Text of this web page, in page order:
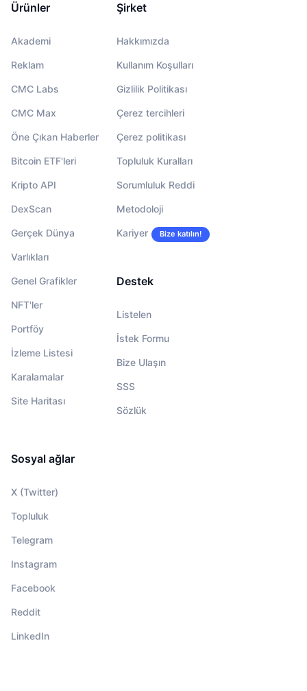
Ürünler
Akademi
Reklam
CMC Labs
CMC Max
Öne Çıkan Haberler
Bitcoin ETF'leri
Kripto API
DexScan
Gerçek Dünya
Varlıkları
Genel Grafikler
NFT'ler
Portföy
İzleme Listesi
Karalamalar
Site Haritası
Şirket
Hakkımızda
Kullanım Koşulları
Gizlilik Politikası
Çerez tercihleri
Çerez politikası
Topluluk Kuralları
Sorumluluk Reddi
Metodoloji
Kariyer Bize katılın!
Destek
Listelen
İstek Formu
Bize Ulaşın
SSS
Sözlük
Sosyal ağlar
X (Twitter)
Topluluk
Telegram
Instagram
Facebook
Reddit
LinkedIn